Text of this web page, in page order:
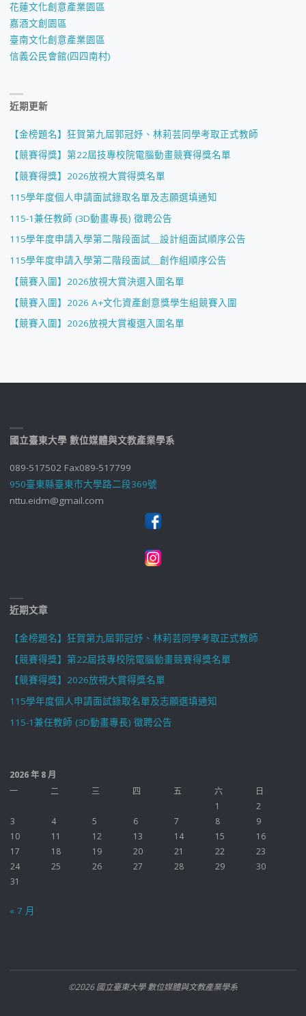
花蓮文化創意產業園區
嘉酒文創園區
臺南文化創意產業園區
信義公民會館(四四南村)
近期更新
【金榜題名】狂賀第九屆郭冠妤、林莉芸同學考取正式教師
【競賽得獎】第22屆技專校院電腦動畫競賽得獎名單
【競賽得獎】2026放視大賞得獎名單
115學年度個人申請面試錄取名單及志願選填通知
115-1兼任教師 (3D動畫專長) 徵聘公告
115學年度申請入學第二階段面試＿設計組面試順序公告
115學年度申請入學第二階段面試＿創作組順序公告
【競賽入圍】2026放視大賞決選入圍名單
【競賽入圍】2026 A+文化資產創意獎學生組競賽入圍
【競賽入圍】2026放視大賞複選入圍名單
國立臺東大學 數位媒體與文教產業學系
089-517502 Fax089-517799
950臺東縣臺東市大學路二段369號
nttu.eidm@gmail.com
近期文章
【金榜題名】狂賀第九屆郭冠妤、林莉芸同學考取正式教師
【競賽得獎】第22屆技專校院電腦動畫競賽得獎名單
【競賽得獎】2026放視大賞得獎名單
115學年度個人申請面試錄取名單及志願選填通知
115-1兼任教師 (3D動畫專長) 徵聘公告
2026 年 8 月
一
二 三 四 五 六
日
1
2
3
4 5 6 7 8
9
10
11 12 13 14 15
16
17
18 19 20 21 22
23
24
25 26 27 28 29
30
31
« 7 月
©2026 國立臺東大學 數位媒體與文教產業學系